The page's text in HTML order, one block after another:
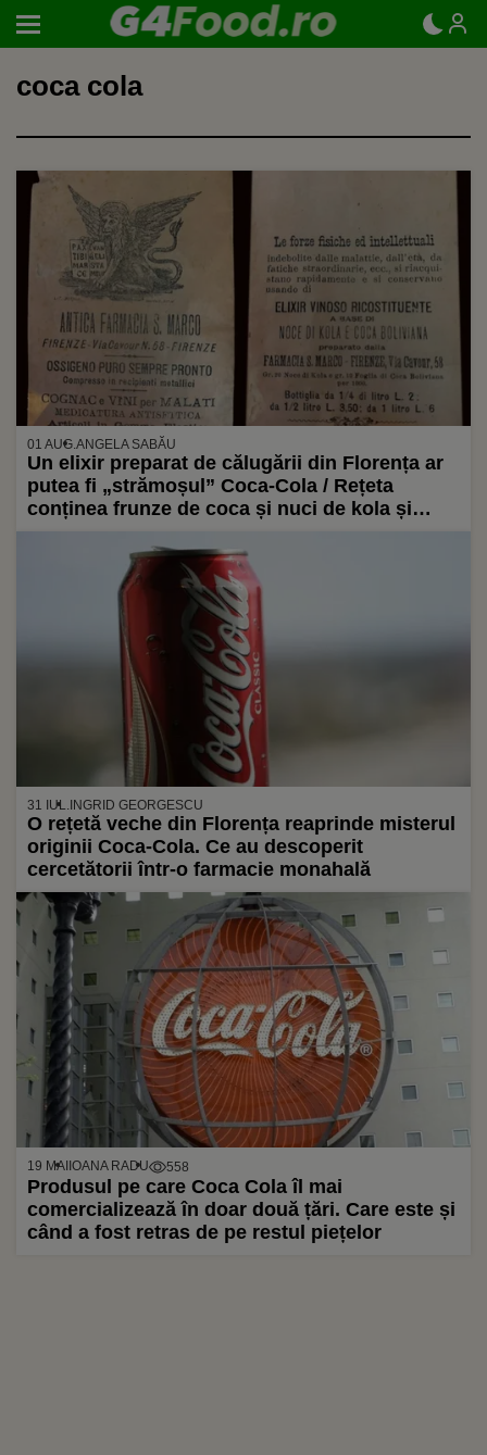
coca cola
01 AUG.ANGELA SABĂU
Un elixir preparat de călugării din Florența ar
putea fi „strămoșul” Coca-Cola / Rețeta
conținea frunze de coca și nuci de kola și
seamănă izbitor cu băutura celebră de azi
31 IUL.INGRID GEORGESCU
O rețetă veche din Florența reaprinde misterul
originii Coca-Cola. Ce au descoperit
cercetătorii într-o farmacie monahală
19 MAIIOANA RADU 558
Produsul pe care Coca Cola îl mai
comercializează în doar două țări. Care este și
când a fost retras de pe restul piețelor